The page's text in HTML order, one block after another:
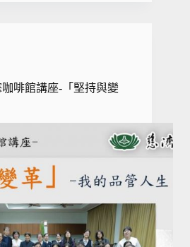
啡館講座-「堅持與變